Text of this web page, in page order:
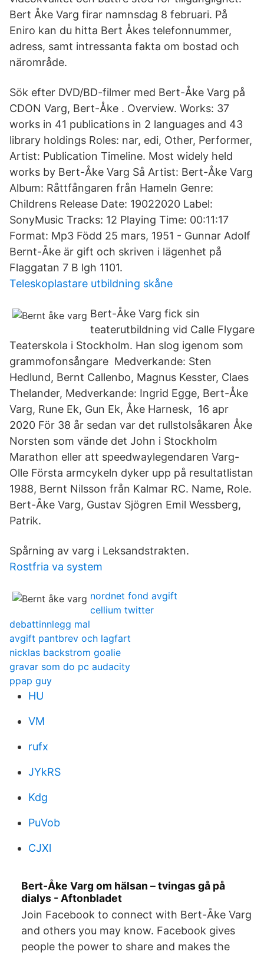
Bert Åke Varg firar namnsdag 8 februari. På
Eniro kan du hitta Bert Åkes telefonnummer,
adress, samt intressanta fakta om bostad och
närområde.
Sök efter DVD/BD-filmer med Bert-Åke Varg på
CDON Varg, Bert-Åke . Overview. Works: 37
works in 41 publications in 2 languages and 43
library holdings Roles: nar, edi, Other, Performer,
Artist: Publication Timeline. Most widely held
works by Bert-Åke Varg Så Artist: Bert-Åke Varg
Album: Råttfångaren från Hameln Genre:
Childrens Release Date: 19022020 Label:
SonyMusic Tracks: 12 Playing Time: 00:11:17
Format: Mp3 Född 25 mars, 1951 - Gunnar Adolf
Bernt-Åke är gift och skriven i lägenhet på
Flaggatan 7 B lgh 1101.
Teleskoplastare utbildning skåne
Bert-Åke Varg fick sin
teaterutbildning vid Calle Flygare
Teaterskola i Stockholm. Han slog igenom som
grammofonsångare Medverkande: Sten
Hedlund, Bernt Callenbo, Magnus Kesster, Claes
Thelander, Medverkande: Ingrid Egge, Bert-Åke
Varg, Rune Ek, Gun Ek, Åke Harnesk, 16 apr
2020 För 38 år sedan var det rullstolsåkaren Åke
Norsten som vände det John i Stockholm
Marathon eller att speedwaylegendaren Varg-
Olle Första armcykeln dyker upp på resultatlistan
1988, Bernt Nilsson från Kalmar RC. Name, Role.
Bert-Åke Varg, Gustav Sjögren Emil Wessberg,
Patrik.
Spårning av varg i Leksandstrakten.
Rostfria va system
nordnet fond avgift
cellium twitter
debattinnlegg mal
avgift pantbrev och lagfart
nicklas backstrom goalie
gravar som do pc audacity
ppap guy
HU
VM
rufx
JYkRS
Kdg
PuVob
CJXl
Bert-Åke Varg om hälsan – tvingas gå på
dialys - Aftonbladet
Join Facebook to connect with Bert-Åke Varg
and others you may know. Facebook gives
people the power to share and makes the